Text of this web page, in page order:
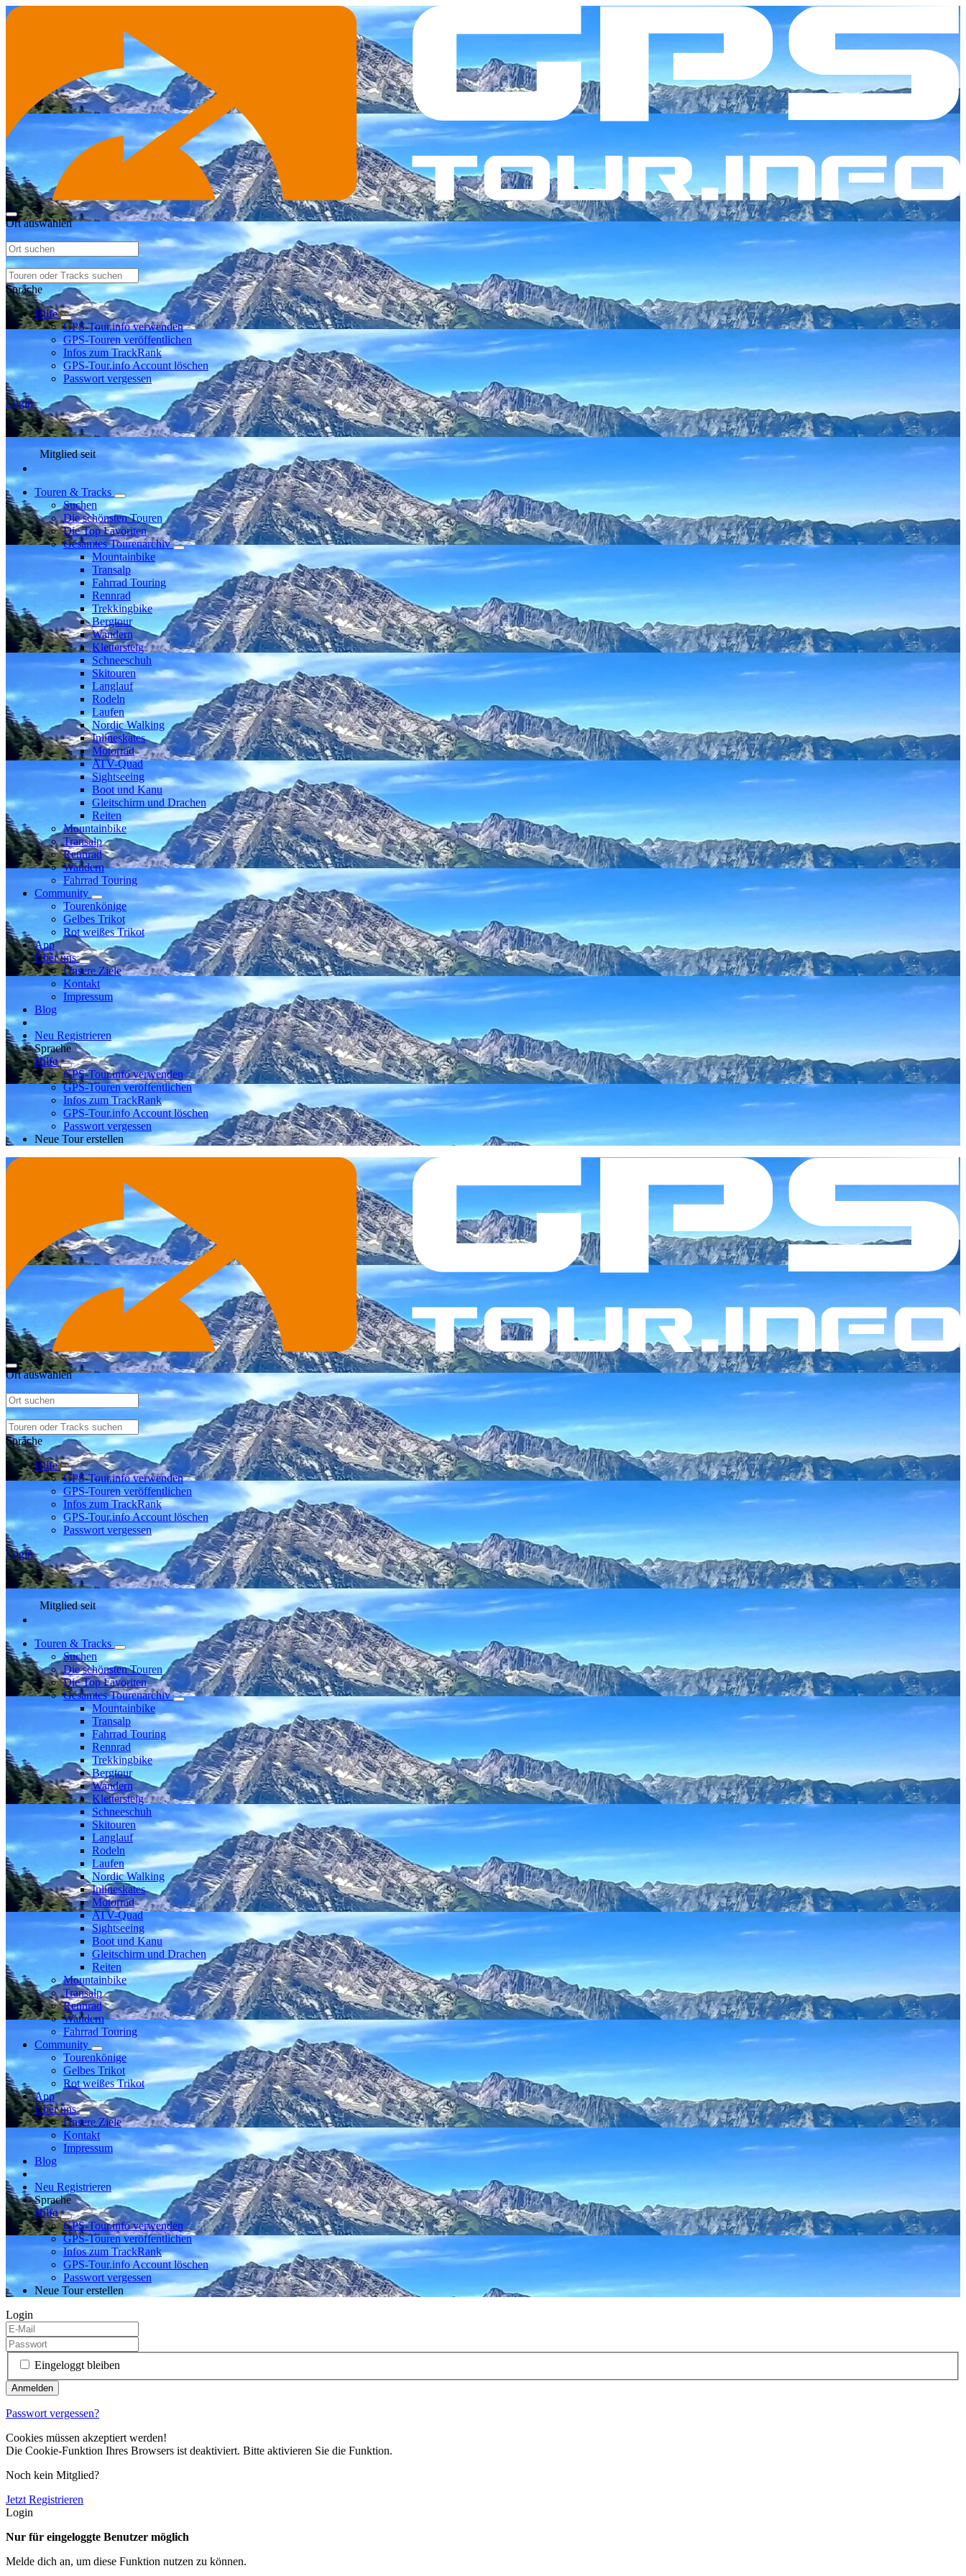
Ort auswählen
Sprache
Hilfe
GPS-Tour.info verwenden
GPS-Touren veröffentlichen
Infos zum TrackRank
GPS-Tour.info Account löschen
Passwort vergessen
Login
Mitglied seit
Touren & Tracks
Suchen
Die schönsten Touren
Die Top Favoriten
Gesamtes Tourenarchiv
Mountainbike
Transalp
Fahrrad Touring
Rennrad
Trekkingbike
Bergtour
Wandern
Klettersteig
Schneeschuh
Skitouren
Langlauf
Rodeln
Laufen
Nordic Walking
Inlineskates
Motorrad
ATV-Quad
Sightseeing
Boot und Kanu
Gleitschirm und Drachen
Reiten
Mountainbike
Transalp
Rennrad
Wandern
Fahrrad Touring
Community
Tourenkönige
Gelbes Trikot
Rot weißes Trikot
App
Über uns
Unsere Ziele
Kontakt
Impressum
Blog
Neu Registrieren
Sprache
Hilfe
GPS-Tour.info verwenden
GPS-Touren veröffentlichen
Infos zum TrackRank
GPS-Tour.info Account löschen
Passwort vergessen
Neue Tour erstellen
Ort auswählen
Sprache
Hilfe
GPS-Tour.info verwenden
GPS-Touren veröffentlichen
Infos zum TrackRank
GPS-Tour.info Account löschen
Passwort vergessen
Login
Mitglied seit
Touren & Tracks
Suchen
Die schönsten Touren
Die Top Favoriten
Gesamtes Tourenarchiv
Mountainbike
Transalp
Fahrrad Touring
Rennrad
Trekkingbike
Bergtour
Wandern
Klettersteig
Schneeschuh
Skitouren
Langlauf
Rodeln
Laufen
Nordic Walking
Inlineskates
Motorrad
ATV-Quad
Sightseeing
Boot und Kanu
Gleitschirm und Drachen
Reiten
Mountainbike
Transalp
Rennrad
Wandern
Fahrrad Touring
Community
Tourenkönige
Gelbes Trikot
Rot weißes Trikot
App
Über uns
Unsere Ziele
Kontakt
Impressum
Blog
Neu Registrieren
Sprache
Hilfe
GPS-Tour.info verwenden
GPS-Touren veröffentlichen
Infos zum TrackRank
GPS-Tour.info Account löschen
Passwort vergessen
Neue Tour erstellen
Login
Eingeloggt bleiben
Passwort vergessen?
Cookies müssen akzeptiert werden!
Die Cookie-Funktion Ihres Browsers ist deaktiviert. Bitte aktivieren Sie die Funktion.
Noch kein Mitglied?
Jetzt Registrieren
Login
Nur für eingeloggte Benutzer möglich
Melde dich an, um diese Funktion nutzen zu können.